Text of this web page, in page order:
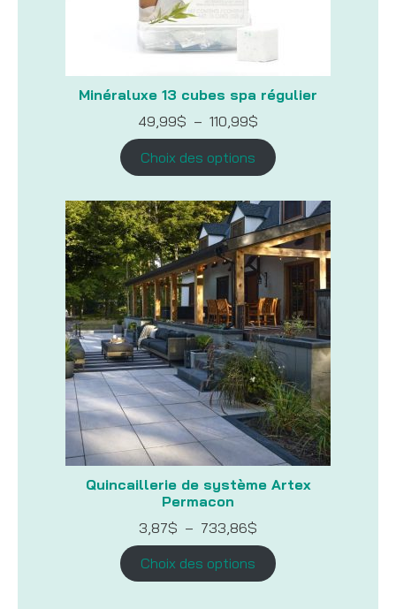
Minéraluxe 13 cubes spa régulier
49,99$ – 110,99$
de
prix :
49,99$
à
Choix des options
Quincaillerie de système Artex
Permacon
3,87$ – 733,86$
prix :
3,87$
à
Choix des options